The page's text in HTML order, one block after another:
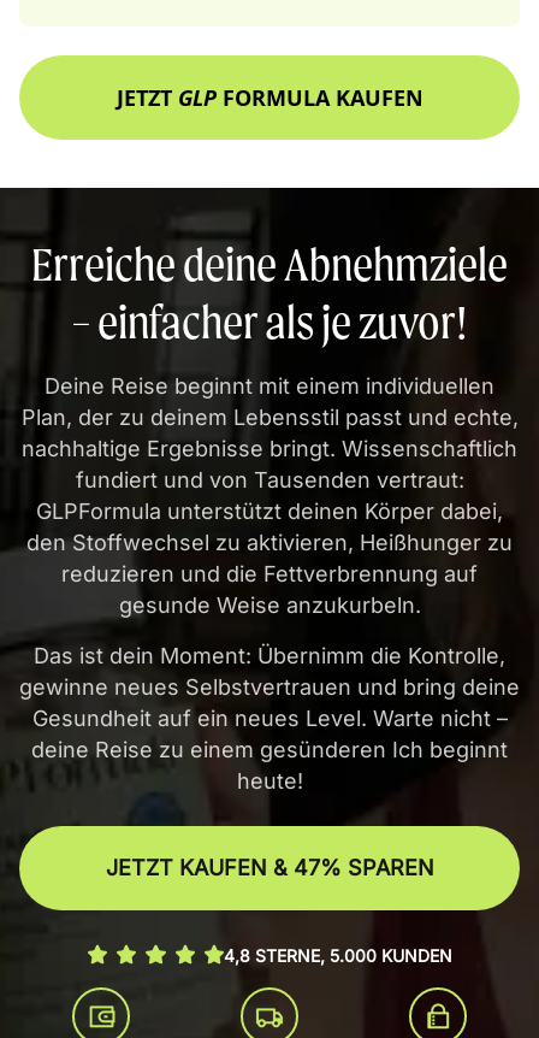
JETZT GLPFORMULA KAUFEN
Erreiche deine Abnehmziele
– einfacher als je zuvor!
Deine Reise beginnt mit einem individuellen
Plan, der zu deinem Lebensstil passt und echte,
nachhaltige Ergebnisse bringt. Wissenschaftlich
fundiert und von Tausenden vertraut:
GLPFormula unterstützt deinen Körper dabei,
den Stoffwechsel zu aktivieren, Heißhunger zu
reduzieren und die Fettverbrennung auf
gesunde Weise anzukurbeln.
Das ist dein Moment: Übernimm die Kontrolle,
gewinne neues Selbstvertrauen und bring deine
Gesundheit auf ein neues Level. Warte nicht –
deine Reise zu einem gesünderen Ich beginnt
heute!
JETZT KAUFEN & 47% SPAREN
4,8 STERNE, 5.000 KUNDEN